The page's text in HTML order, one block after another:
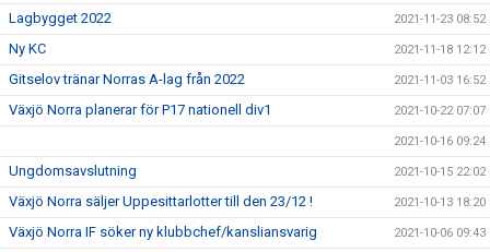
Lagbygget 2022 2021-11-23 08:52
Ny KC 2021-11-18 12:12
Gitselov tränar Norras A-lag från 2022 2021-11-03 16:52
Växjö Norra planerar för P17 nationell div1 2021-10-22 07:07
2021-10-16 09:24
Ungdomsavslutning 2021-10-15 22:02
Växjö Norra säljer Uppesittarlotter till den 23/12 ! 2021-10-13 18:20
Växjö Norra IF söker ny klubbchef/kansliansvarig 2021-10-06 09:43